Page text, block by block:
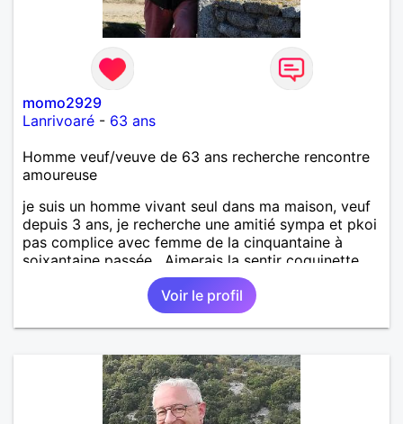
momo2929
Lanrivoaré - 63 ans
Homme veuf/veuve de 63 ans recherche rencontre
amoureuse
je suis un homme vivant seul dans ma maison, veuf
depuis 3 ans, je recherche une amitié sympa et pkoi
pas complice avec femme de la cinquantaine à
soixantaine passée . Aimerais la sentir coquinette,
pour se faire des bisous et qui sait se découvrir
Voir le profil